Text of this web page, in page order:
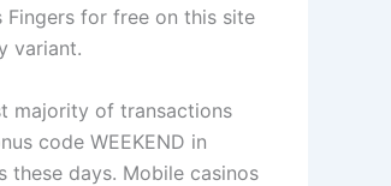
for free on this site
variant.
majority of transactions
code WEEKEND in
days. Mobile casinos